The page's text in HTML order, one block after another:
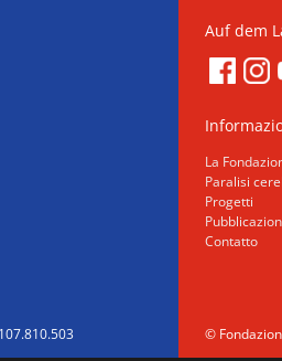
Auf dem
La
Paralisi
Progetti
Contatto
©